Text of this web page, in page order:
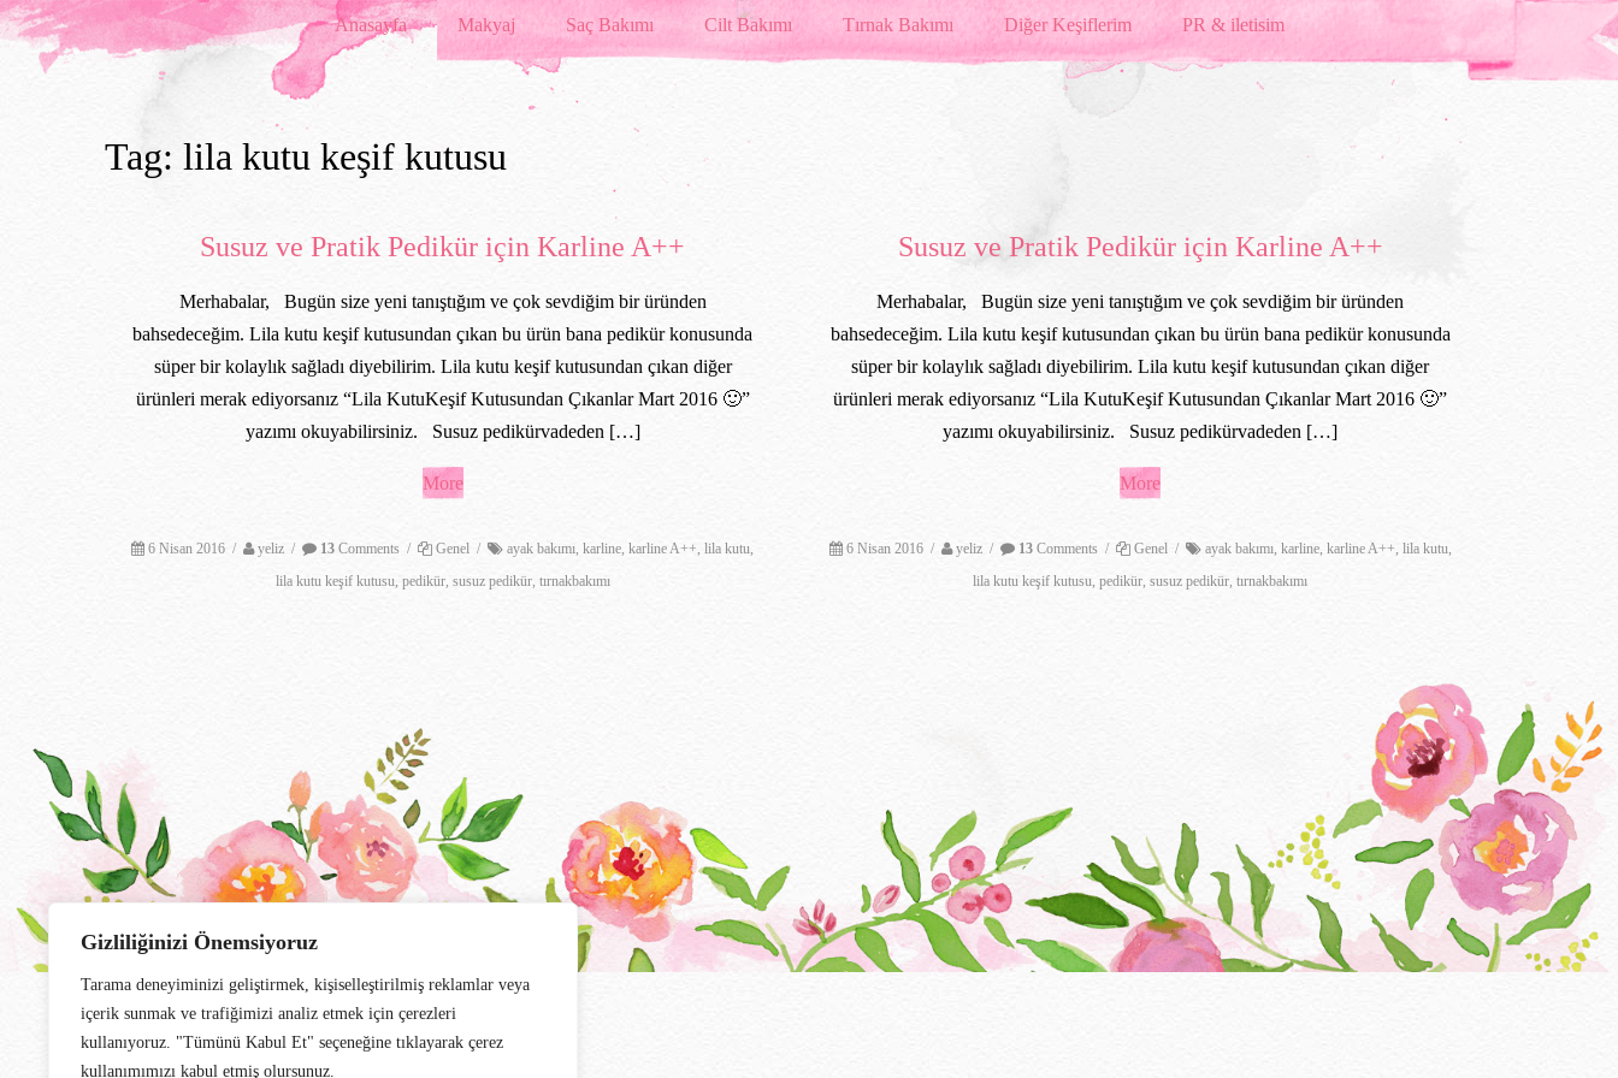
Gizliliğinizi Önemsiyoruz
Tarama deneyiminizi geliştirmek, kişiselleştirilmiş reklamlar veya
içerik sunmak ve trafiğimizi analiz etmek için çerezleri
kullanıyoruz. "Tümünü Kabul Et" seçeneğine tıklayarak çerez
kullanımımızı kabul etmiş olursunuz.
Anasayfa Makyaj Saç Bakımı Cilt Bakımı Tırnak Bakımı Diğer Keşiflerim PR & iletisim
Tag: lila kutu keşif kutusu
Susuz ve Pratik Pedikür için Karline A++
Merhabalar, Bugün size yeni tanıştığım ve çok sevdiğim bir üründen
bahsedeceğim. Lila kutu keşif kutusundan çıkan bu ürün bana pedikür konusunda
süper bir kolaylık sağladı diyebilirim. Lila kutu keşif kutusundan çıkan diğer
ürünleri merak ediyorsanız “Lila KutuKeşif Kutusundan Çıkanlar Mart 2016 🙂”
yazımı okuyabilirsiniz. Susuz pedikürvadeden […]
More
6 Nisan 2016 / yeliz / 13 Comments / Genel / ayak bakımı ,karline ,karline A++ ,lila kutu
lila kutu keşif kutusu pedikür, susuz pedikür, tırnakbakımı
Susuz ve Pratik Pedikür için Karline A++
Merhabalar, Bugün size yeni tanıştığım ve çok sevdiğim bir üründen
bahsedeceğim. Lila kutu keşif kutusundan çıkan bu ürün bana pedikür konusunda
süper bir kolaylık sağladı diyebilirim. Lila kutu keşif kutusundan çıkan diğer
ürünleri merak ediyorsanız “Lila KutuKeşif Kutusundan Çıkanlar Mart 2016 🙂”
yazımı okuyabilirsiniz. Susuz pedikürvadeden […]
More
6 Nisan 2016 / yeliz / 13Comments / Genel / ayak bakımı karline, karline A++ lila kutu
lila kutu keşif kutusu ,pedikür ,susuz pedikür ,tırnakbakımı